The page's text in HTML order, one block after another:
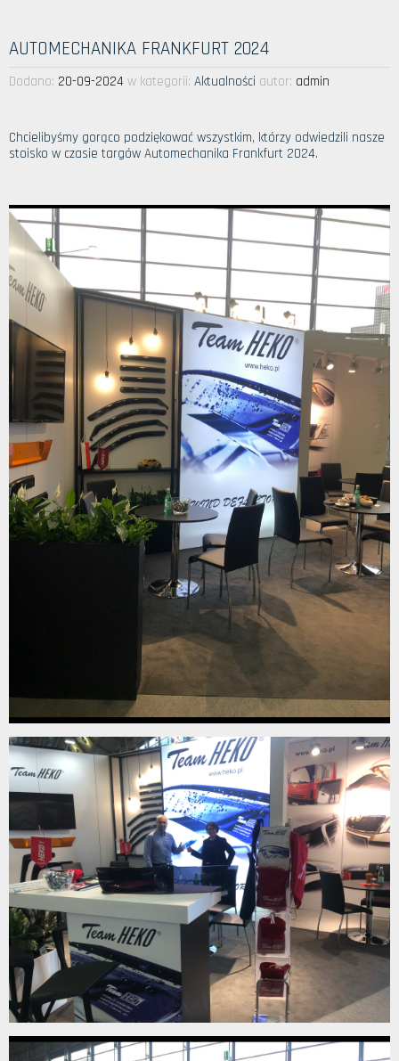
AUTOMECHANIKA FRANKFURT 2024
Dodano: 20-09-2024 w kategorii: Aktualności autor: admin
Chcielibyśmy gorąco podziękować wszystkim, którzy odwiedzili nasze
stoisko w czasie targów Automechanika Frankfurt 2024.